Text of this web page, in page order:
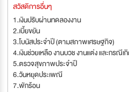
สวัสดิการอื่นๆ
1.เงินปรับผ่านทดลองงาน
2.เบี้ยขยัน
3.โบนัสประจำปี (ตามสภาพเศรษฐกิจ)
4.เงินช่วยเหลือ งานบวช งานแต่ง และกรณี
5.ตรวจสุขภาพประจำปี
6.วันหยุดประเพณี
7.พักร้อน